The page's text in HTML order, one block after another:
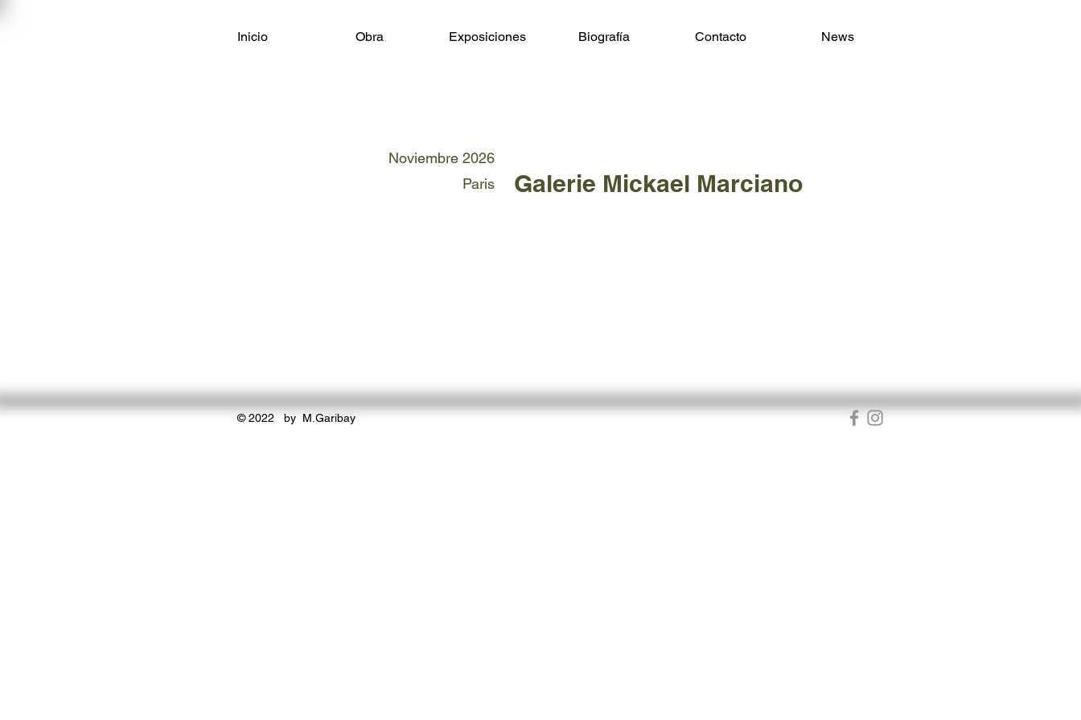
Inicio Obra Exposiciones Biografía Contacto News
Noviembre 2026
Paris
Galerie Mickael Marciano
© 2022 by M.Garibay